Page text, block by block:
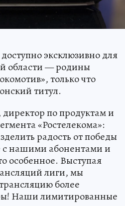
эксклюзивно для
области — родины
только что
титул.
по продуктам и
«Ростелекома»:
радость от победы
с нашими абонентами и
особенное. Выступая
лиги, мы
более
Наши лимитированные